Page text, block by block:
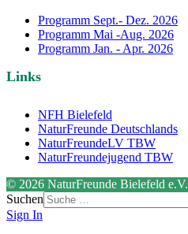
Programm Sept.- Dez. 2026
Programm Mai -Aug. 2026
Programm Jan. - Apr. 2026
Links
NFH Bielefeld
NaturFreunde Deutschlands
NaturFreundeLV TBW
NaturFreundejugend TBW
© 2026 NaturFreunde Bielefeld e.V.
Suchen
Sign In